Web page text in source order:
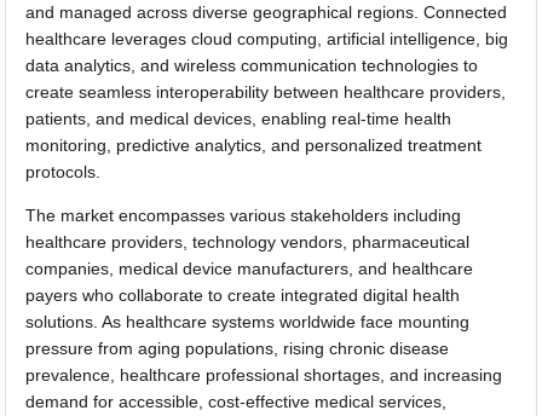
and managed across diverse geographical regions. Connected
healthcare leverages cloud computing, artificial intelligence, big
data analytics, and wireless communication technologies to
create seamless interoperability between healthcare providers,
patients, and medical devices, enabling real-time health
monitoring, predictive analytics, and personalized treatment
protocols.
The market encompasses various stakeholders including
healthcare providers, technology vendors, pharmaceutical
companies, medical device manufacturers, and healthcare
payers who collaborate to create integrated digital health
solutions. As healthcare systems worldwide face mounting
pressure from aging populations, rising chronic disease
prevalence, healthcare professional shortages, and increasing
demand for accessible, cost-effective medical services,